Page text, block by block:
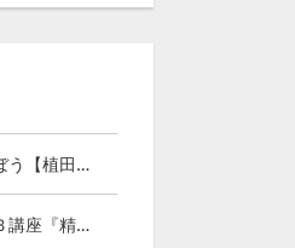
精神疾患を学ぼう【植田俊幸氏】Part３
受験対策ＷＥＢ講座『精神保健福祉士国試ナビ［専門科目］２０２７』＆「科目別の重要ポイントがわかる！社会福祉士合格講座２０２７［共通科目］」